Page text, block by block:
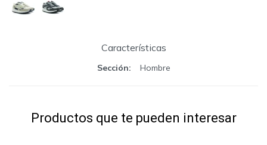
Características
Sección Hombre
Productos que te pueden interesar